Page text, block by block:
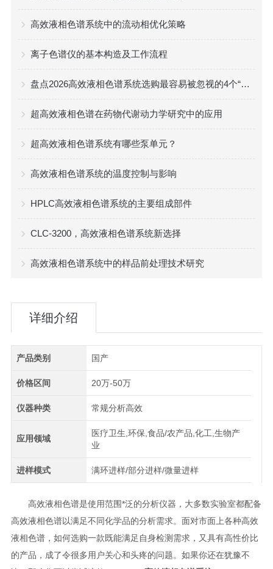
高效液相色谱系统中的流动相优化策略
离子色谱仪的基本构造及工作流程
盘点2026高效液相色谱系统选购最容易被忽视的4个“隐形坑”
超高效液相色谱在药物代谢动力学研究中的应用
超高效液相色谱系统有哪些泵单元？
高效液相色谱系统的温度控制与影响
HPLC高效液相色谱系统的主要组成部件
CLC-3200，高效液相色谱系统新选择
高效液相色谱系统中的样品前处理技术研究
详细介绍
产品类别 国产
价格区间 20万-50万
仪器种类 常规分析高效
应用领域
医疗卫生,环保,食品/农产品,化工,生物产
业
进样模式 满环进样/部分进样/微量进样
高效液相色谱是使用范围*泛的分析仪器，大多数实验室都配备
高效液相色谱以满足不同化学品的分析需求。面对市面上各种高效
液相色谱，如何选购一款既能满足自身检测需求，又具有高性价比
的产品，成了令很多用户关心和头疼的问题。如果你还在犹豫不